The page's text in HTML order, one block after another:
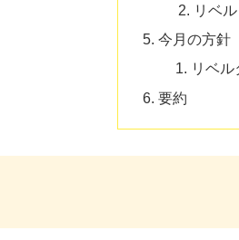
リベ
今月の方針
リベル
要約